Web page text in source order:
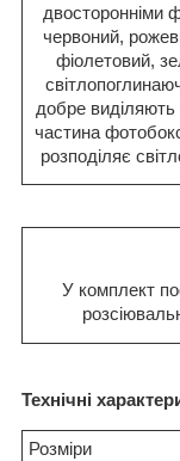
двосторонніми
червоний,
фіолетовий,
добре
частина
розподіляє
У комплект
Технічні
Розміри